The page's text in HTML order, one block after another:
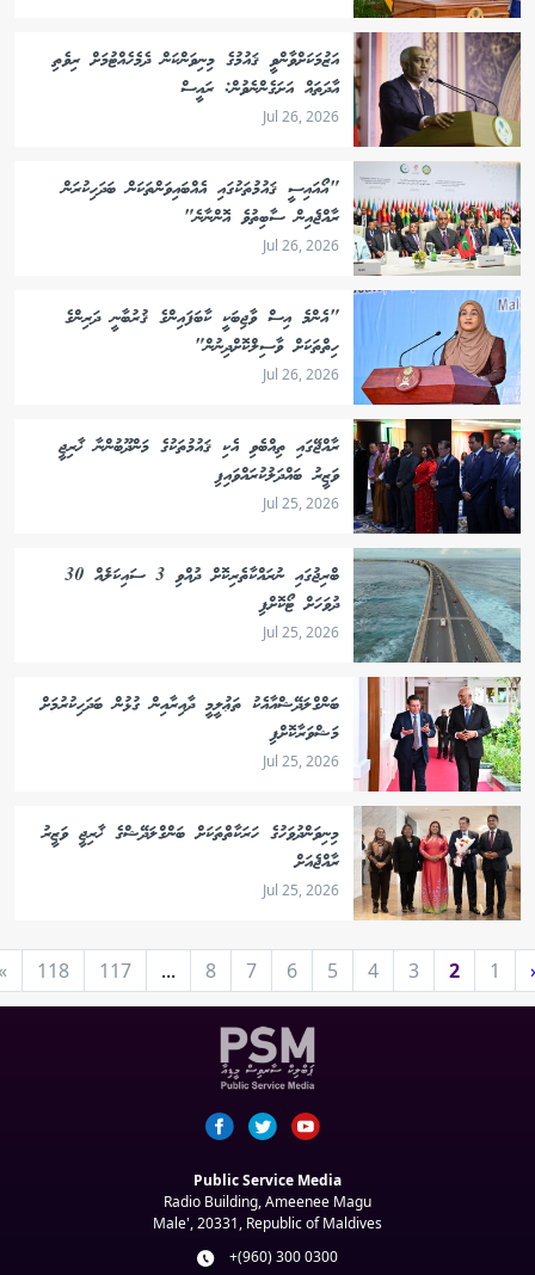
އަޒުމަކަށްވާންވީ ޤައުމުގެ މިނިވަންކަން ދެމެހެއްޓުމަށް ރިވެތި
އާދަތައް އަށަގެންނެވުން: ރައީސް
Jul 26, 2026
"އޯއައިސީ ޤައުމުތަކުގައި އެއްބައިވަންތަކަން ބަދަހިކުރަން
ރާއްޖެއިން ސާބިތުވެ އޮންނާނެ"
Jul 26, 2026
"އެންމެ އިސް ވާޖިބަކީ ކާބަފައިންގެ ޤުރުބާނީ ދަރިންގެ
ހިތްތަކަށް ވާސިލްކޮށްދިނުން"
Jul 26, 2026
ރާއްޖޭގައި ތިއްބެވި އެކި ޤައުމުތަކުގެ މަންދޫބުންނާ ޚާރިޖީ
ވަޒީރު ބައްދަލުކުރައްވައިފި
Jul 25, 2026
ބްރިޖުގައި ނުރައްކާތެރިކޮށް ދުއްވި 3 ސައިކަލެއް 30
ދުވަހަށް ޓޯކޮށްފި
Jul 25, 2026
ބަންގްލަދޭޝްއާއެކު ތަޢުލީމީ ދާއިރާއިން ގުޅުން ބަދަހިކުރުމަށް
މަޝްވަރާކޮށްފި
Jul 25, 2026
މިނިވަންދުވަހުގެ ހަރަކާތްތަކަށް ބަންގްލަދޭޝްގެ ޚާރިޖީ ވަޒީރު
ރާއްޖެއަށް
Jul 25, 2026
1
2
3
4
5
6
7
8
...
117
118
Public Service Media
Radio Building, Ameenee Magu
Male', 20331, Republic of Maldives
+(960) 300 0300